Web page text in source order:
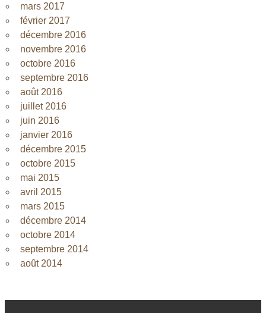
mars 2017
février 2017
décembre 2016
novembre 2016
octobre 2016
septembre 2016
août 2016
juillet 2016
juin 2016
janvier 2016
décembre 2015
octobre 2015
mai 2015
avril 2015
mars 2015
décembre 2014
octobre 2014
septembre 2014
août 2014